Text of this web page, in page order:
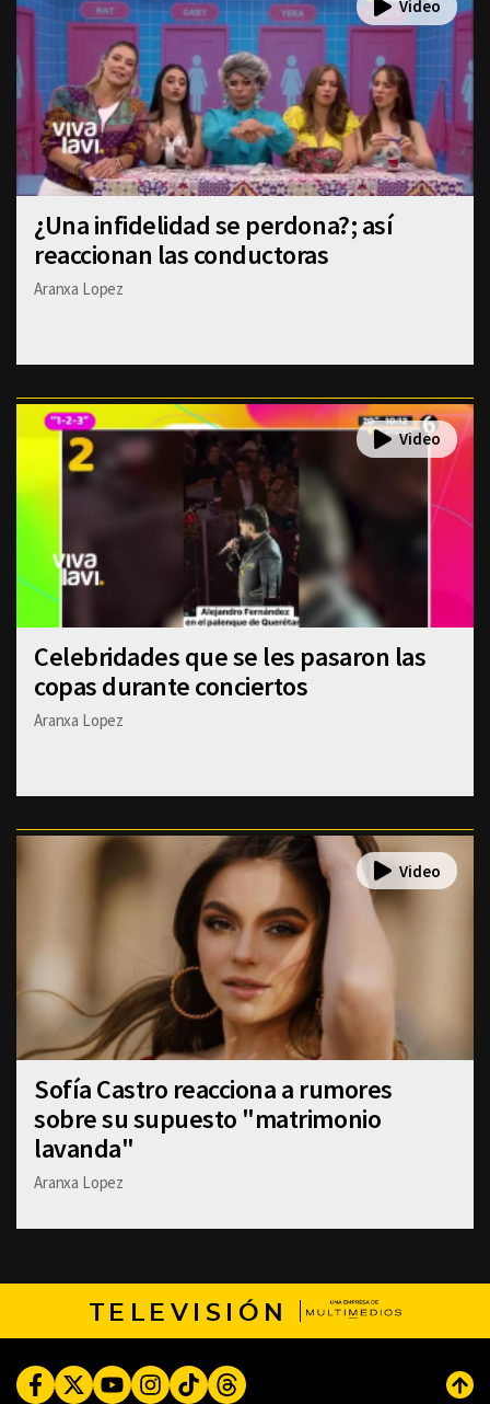
¿Una infidelidad se perdona?; así
reaccionan las conductoras
Aranxa Lopez
Celebridades que se les pasaron las
copas durante conciertos
Aranxa Lopez
Sofía Castro reacciona a rumores
sobre su supuesto "matrimonio
lavanda"
Aranxa Lopez
TELEVISIÓN
FacebookTwitterYoutubeInstagram
TikTokThreads